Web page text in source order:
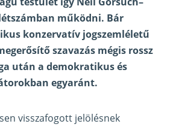
működni. Bár
konzervatív jogszemléletű
szavazás mégis rossz
után a demokratikus és
egyaránt.
visszafogott jelölésnek